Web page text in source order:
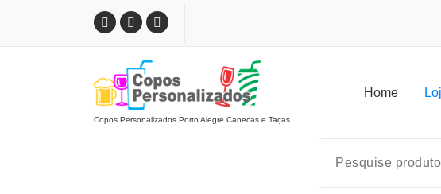
Copos Personalizados Porto Alegre Canecas e Taças
Home